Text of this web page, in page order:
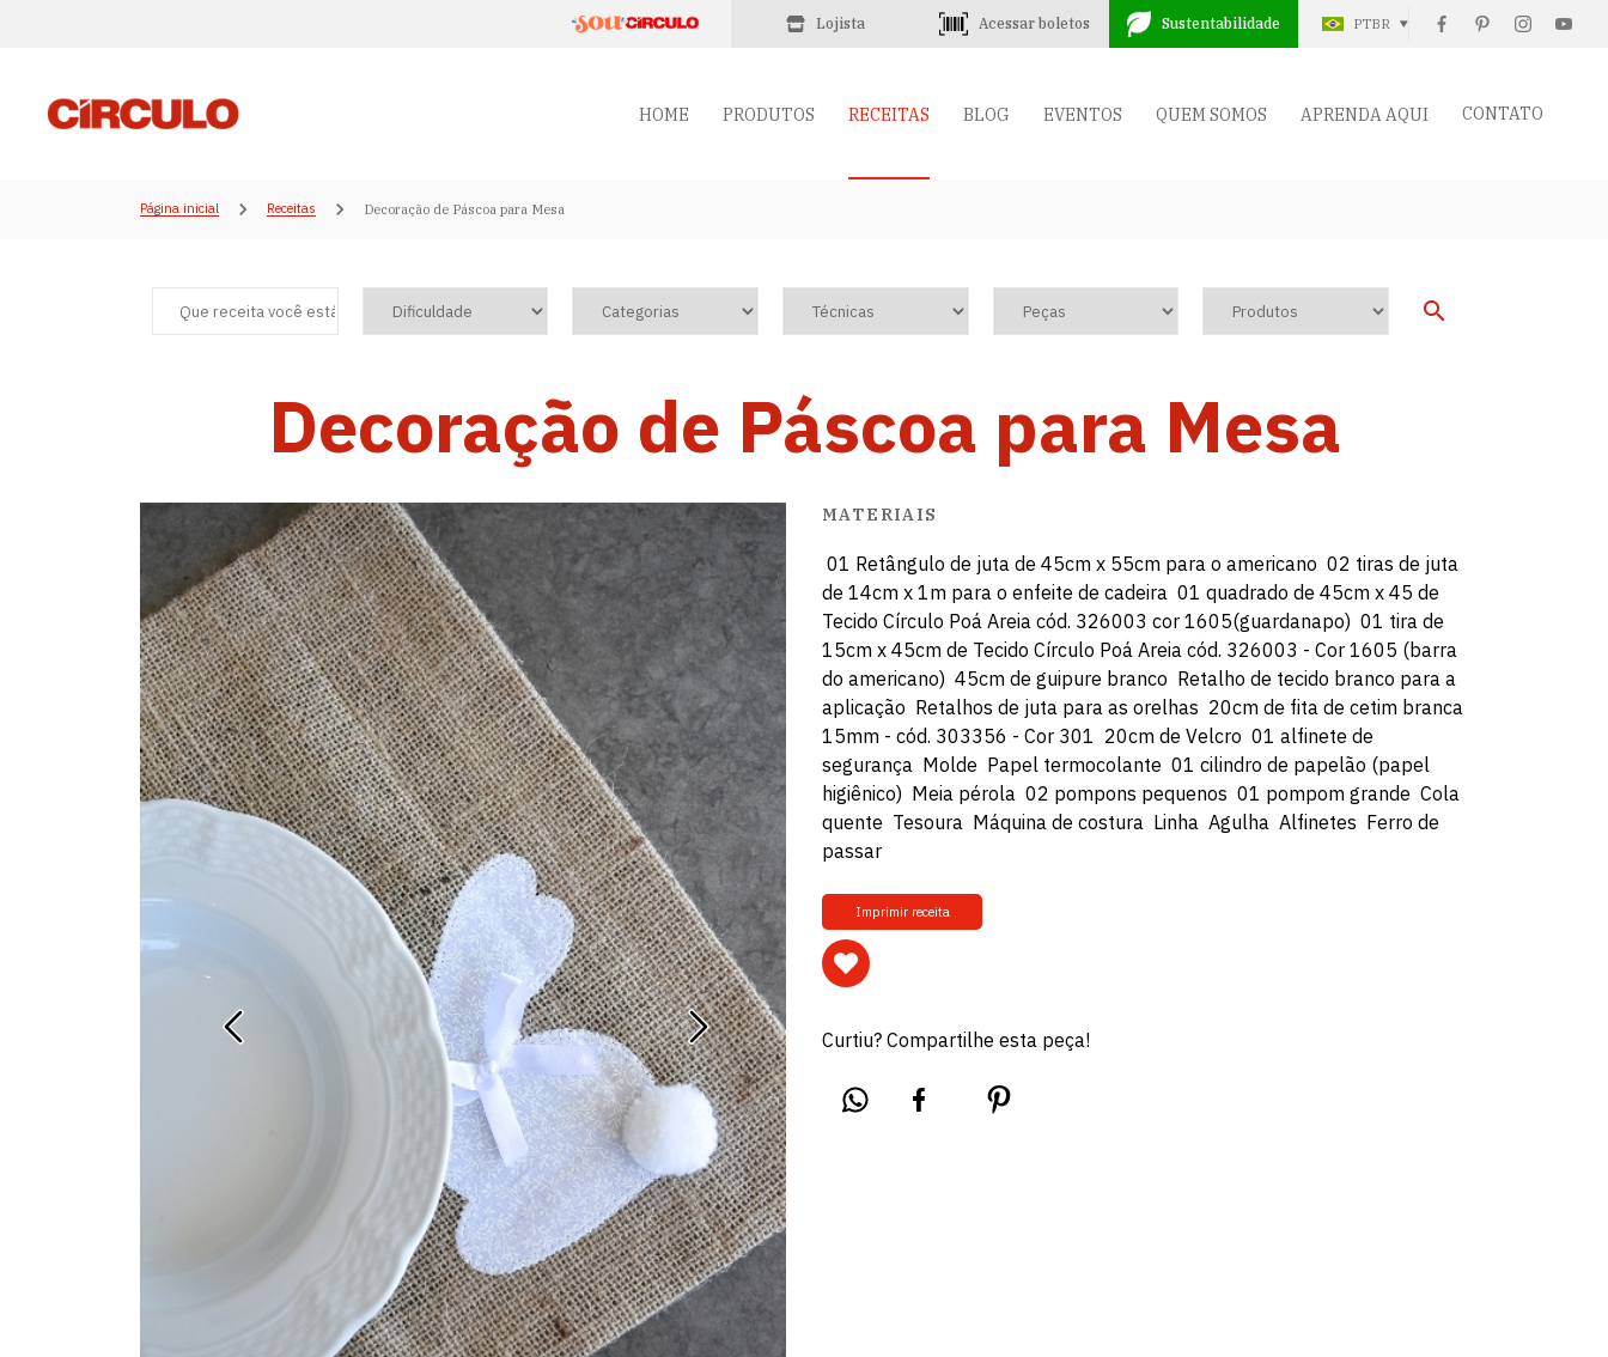
Lojista Acessar boletos Sustentabilidade PTBR
HOME PRODUTOS RECEITAS BLOG EVENTOS QUEM SOMOS APRENDA AQUI CONTATO
Página inicial Receitas Decoração de Páscoa para Mesa
Decoração de Páscoa para Mesa
MATERIAIS
 01 Retângulo de juta de 45cm x 55cm para o americano  02 tiras de juta
de 14cm x 1m para o enfeite de cadeira  01 quadrado de 45cm x 45 de
Tecido Círculo Poá Areia cód. 326003 cor 1605(guardanapo)  01 tira de
15cm x 45cm de Tecido Círculo Poá Areia cód. 326003 - Cor 1605 (barra
do americano)  45cm de guipure branco  Retalho de tecido branco para a
aplicação  Retalhos de juta para as orelhas  20cm de fita de cetim branca
15mm - cód. 303356 - Cor 301  20cm de Velcro  01 alfinete de
segurança  Molde  Papel termocolante  01 cilindro de papelão (papel
higiênico)  Meia pérola  02 pompons pequenos  01 pompom grande  Cola
quente  Tesoura  Máquina de costura  Linha  Agulha  Alfinetes  Ferro de
passar
Imprimir receita
Curtiu? Compartilhe esta peça!